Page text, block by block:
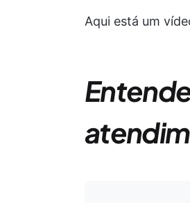
Aqui está um